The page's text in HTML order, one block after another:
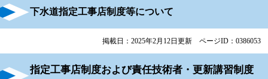
下水道指定工事店制度等について
掲載日：2025年2月12日更新 ページID：0386053
指定工事店制度および責任技術者・更新講習制度